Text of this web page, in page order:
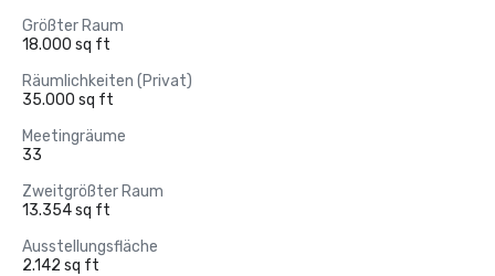
Größter Raum
18.000 sq ft
Räumlichkeiten (Privat)
35.000 sq ft
Meetingräume
33
Zweitgrößter Raum
13.354 sq ft
Ausstellungsfläche
2.142 sq ft